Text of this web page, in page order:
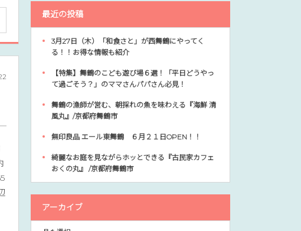
最近の投稿
3月27日（木）「和食さと」が西舞鶴にやってく
る！！お得な情報も紹介
【特集】舞鶴のこども遊び場６選！「平日どうやっ
て過ごそう？」のママさんパパさん必見！
舞鶴の漁師が営む、朝採れの魚を味わえる『海鮮 清
風丸』/京都府舞鶴市
無印良品 エール東舞鶴 ６月２１日OPEN！！
綺麗なお庭を見ながらホッとできる『古民家カフェ
おくの丸』 /京都府舞鶴市
アーカイブ